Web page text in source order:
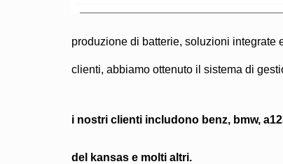
produzione di batterie, soluzioni integrate
clienti, abbiamo ottenuto il sistema di
i nostri clienti includono benz, bmw,
del kansas e molti altri.